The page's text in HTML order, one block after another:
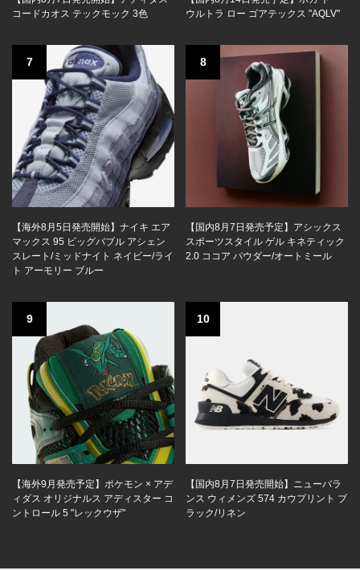
コードカオス テックモック 3色
ウルトラ ロー ゴアテックス "AQLV"
7
【海外8月5日発売開始】ナイキ エア
マックス 95 ビッグバブル アシェン
スレート/ミッドナイト ネイビー/ライ
ト アーモリー ブルー
8
【国内8月7日発売予定】アシックス
スポーツスタイル ゲル キネティック
2.0 ココア パウダー/オートミール
9
【海外9月発売予定】ポケモン × アデ
ィダス オリジナルス アディスター コ
ントロール 5 "レックウザ"
10
【国内8月7日発売開始】ニューバラ
ンス ウィメンズ 574 カウプリント ブ
ラック/リネン